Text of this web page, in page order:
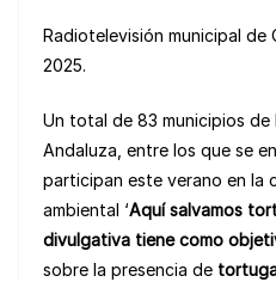
Radiotelevisión municipal de
2025.
Un total de 83 municipios de
Andaluza, entre los que se
participan este verano en la
ambiental ‘Aquí salvamos
divulgativa tiene como
sobre la presencia de